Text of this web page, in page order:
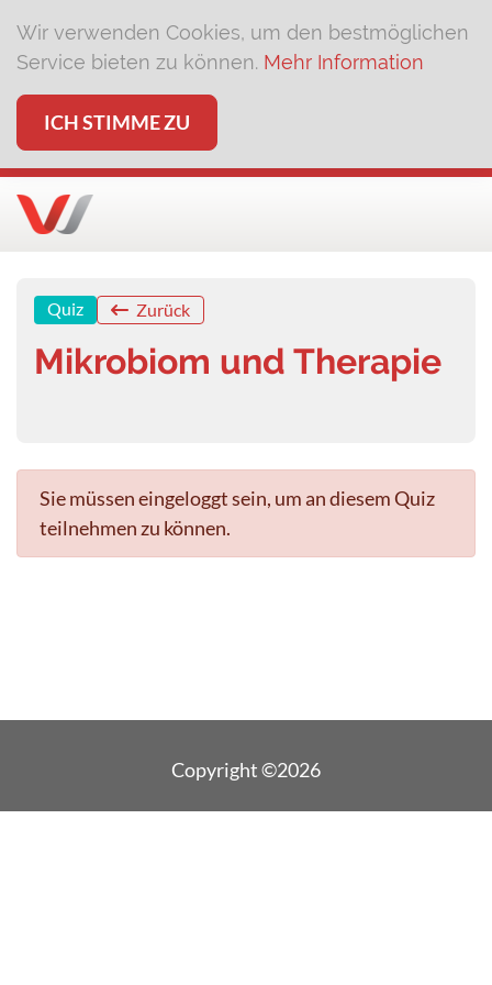
Wir verwenden Cookies, um den bestmöglichen
Service bieten zu können. Mehr Information
ICH STIMME ZU
Quiz Zurück
Mikrobiom und Therapie
Sie müssen eingeloggt sein, um an diesem Quiz
teilnehmen zu können.
Copyright ©2026